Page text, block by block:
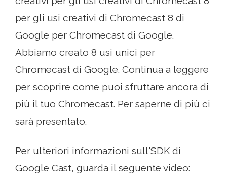
per gli usi creativi di Chromecast 8 di
Google per Chromecast di Google.
Abbiamo creato 8 usi unici per
Chromecast di Google. Continua a leggere
per scoprire come puoi sfruttare ancora di
più il tuo Chromecast. Per saperne di più ci
sarà presentato.
Per ulteriori informazioni sull'SDK di
Google Cast, guarda il seguente video: